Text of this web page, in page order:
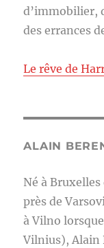
d’immobilier,
des errances
Le rêve de
ALAIN
Né à
près de
à Vilno
Vilnius), Alain